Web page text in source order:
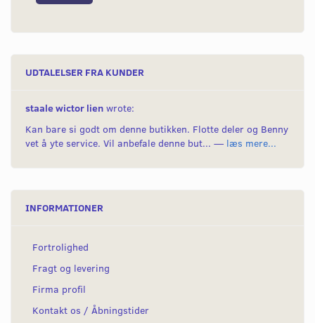
UDTALELSER FRA KUNDER
staale wictor lien wrote:
Kan bare si godt om denne butikken. Flotte deler og Benny
vet å yte service. Vil anbefale denne but... — læs mere...
INFORMATIONER
Fortrolighed
Fragt og levering
Firma profil
Kontakt os / Åbningstider